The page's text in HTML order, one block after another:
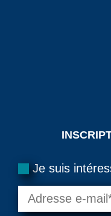
Je suis